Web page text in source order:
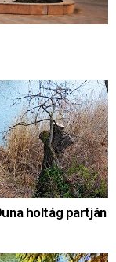
holtág partján